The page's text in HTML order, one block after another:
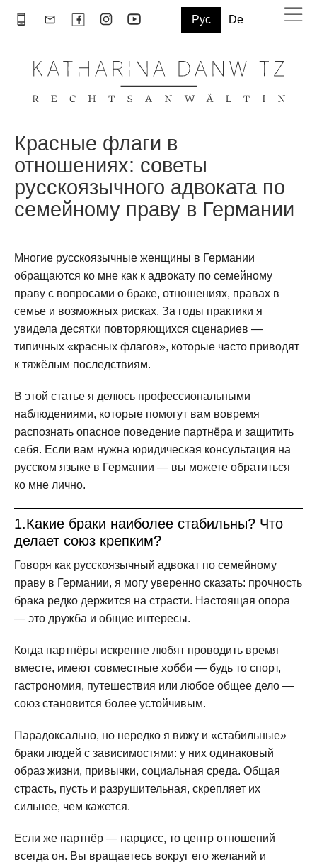
Рус De
Красные флаги в
отношениях: советы
русскоязычного адвоката по
семейному праву в Германии
Многие русскоязычные женщины в Германии
обращаются ко мне как к адвокату по семейному
праву с вопросами о браке, отношениях, правах в
семье и возможных рисках. За годы практики я
увидела десятки повторяющихся сценариев —
типичных «красных флагов», которые часто приводят
к тяжёлым последствиям.
В этой статье я делюсь профессиональными
наблюдениями, которые помогут вам вовремя
распознать опасное поведение партнёра и защитить
себя. Если вам нужна юридическая консультация на
русском языке в Германии — вы можете обратиться
ко мне лично.
1.Какие браки наиболее стабильны? Что
делает союз крепким?
Говоря как русскоязычный адвокат по семейному
праву в Германии, я могу уверенно сказать: прочность
брака редко держится на страсти. Настоящая опора
— это дружба и общие интересы.
Когда партнёры искренне любят проводить время
вместе, имеют совместные хобби — будь то спорт,
гастрономия, путешествия или любое общее дело —
союз становится более устойчивым.
Парадоксально, но нередко я вижу и «стабильные»
браки людей с зависимостями: у них одинаковый
образ жизни, привычки, социальная среда. Общая
страсть, пусть и разрушительная, скрепляет их
сильнее, чем кажется.
Если же партнёр — нарцисс, то центр отношений
всегда он. Вы вращаетесь вокруг его желаний и